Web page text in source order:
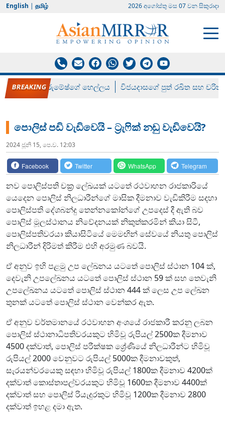
English | தமிழ் 2026 අගෝස්‍තු මස 07 වන සිකුරාදා
රන් ගෙනා රුමේෂ්ගේ හෙල්ලය විජයදාසගේ පුත් රඛිත සහ චරිත්
පොලිස් පඩි වැඩිවෙයි – ට්‍රැෆික් නඩු වැඩිවෙයි?
2024 ජූනි 15, පෙ.ව. 12:03
Facebook Twitter WhatsApp Telegram
නව පොලිස්පති චක්‍ර ලේඛයක් යටතේ රථවාහන රාජකාරියේ
යෙදෙන පොලිස් නිලධාරීන්ගේ මාසික දීමනාව වැඩිකිරීම සදහා
පොලිස්පති දේශබන්දු තෙන්නකෝන්ගේ උපදෙස් දී ඇති බව
පොලිස් මූලස්ථානය නිවේදනයක් නිකුත්කරමින් කියා සිටී,
පොලිස්පතිවරයා කියාසිටියේ මෙමඟින් සේවයේ නියතු පොලිස්
නිලධාරීන් දිරිමත් කිරීම එහි අරමුණ බවයි.
ඒ අනුව ඉහි පළමු උප ලේඛනය යටතේ පොලිස් ස්ථාන 104 ක්,
දෙවැනි උපලේඛනය යටතේ පොලිස් ස්ථාන 59 ක් සහ තෙවැනි
උපලේඛනය යටතේ පොලිස් ස්ථාන 444 ක් ලෙස උප ලේඛන
තුනක් යටතේ පොලිස් ස්ථාන වෙන්කර ඇත.
ඒ අනුව වර්තමානයේ රථවාහන අංශයේ රාජකාරී කරනු ලබන
පොලිස් ස්ථානාධිපතිවරයකුට හිමිවූ රුපියල් 2500ක දීමනාව
4500 දක්වාත්, පොලිස් පරීක්ෂක ශ්‍රේණියේ නිලධාරීන්ට හිමිවූ
රුපියල් 2000 වෙනුවට රුපියල් 5000ක දීමනාවකුත්,
සැරයන්වරයෙකු සඳහා හිමිවූ රුපියල් 1800ක දීමනාව 4200ක්
දක්වාත් කොස්තාපල්වරයකුට හිමිවූ 1600ක දීමනාව 4400ක්
දක්වාත් සහ පොලිස් රියැදුරකුට හිමිවූ 1200ක දීමනාව 2800
දක්වාත් ඉහළ දමා ඇත.